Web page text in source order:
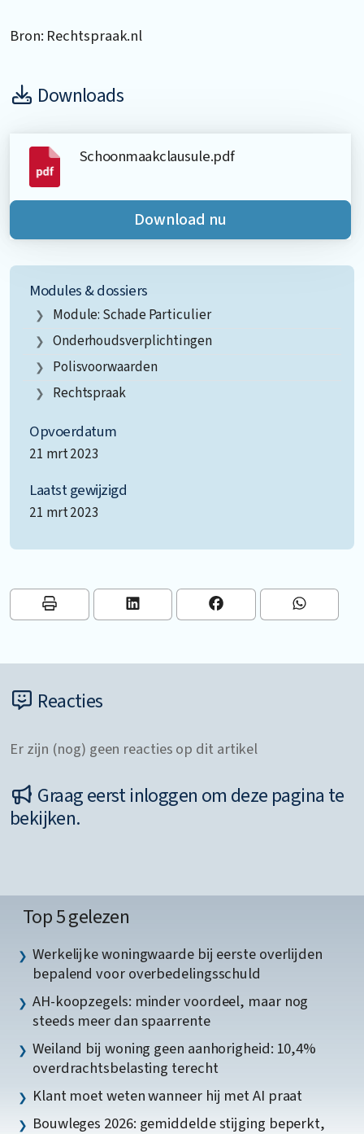
Bron: Rechtspraak.nl
Downloads
Schoonmaakclausule.pdf
Download nu
Modules & dossiers
Module: Schade Particulier
Onderhoudsverplichtingen
Polisvoorwaarden
Rechtspraak
Opvoerdatum
21 mrt 2023
Laatst gewijzigd
21 mrt 2023
Reacties
Er zijn (nog) geen reacties op dit artikel
Graag eerst inloggen om deze pagina te
bekijken.
Top 5 gelezen
Werkelijke woningwaarde bij eerste overlijden
bepalend voor overbedelingsschuld
AH-koopzegels: minder voordeel, maar nog
steeds meer dan spaarrente
Weiland bij woning geen aanhorigheid: 10,4%
overdrachtsbelasting terecht
Klant moet weten wanneer hij met AI praat
Bouwleges 2026: gemiddelde stijging beperkt,